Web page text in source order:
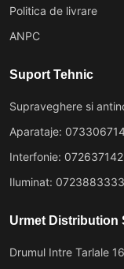
Politica de livrare
ANPC
Suport Tehnic
Supraveghere si
Aparataje:
Interfonie:
Iluminat: 0723883333
Urmet Distribution
Drumul Intre Tarlale